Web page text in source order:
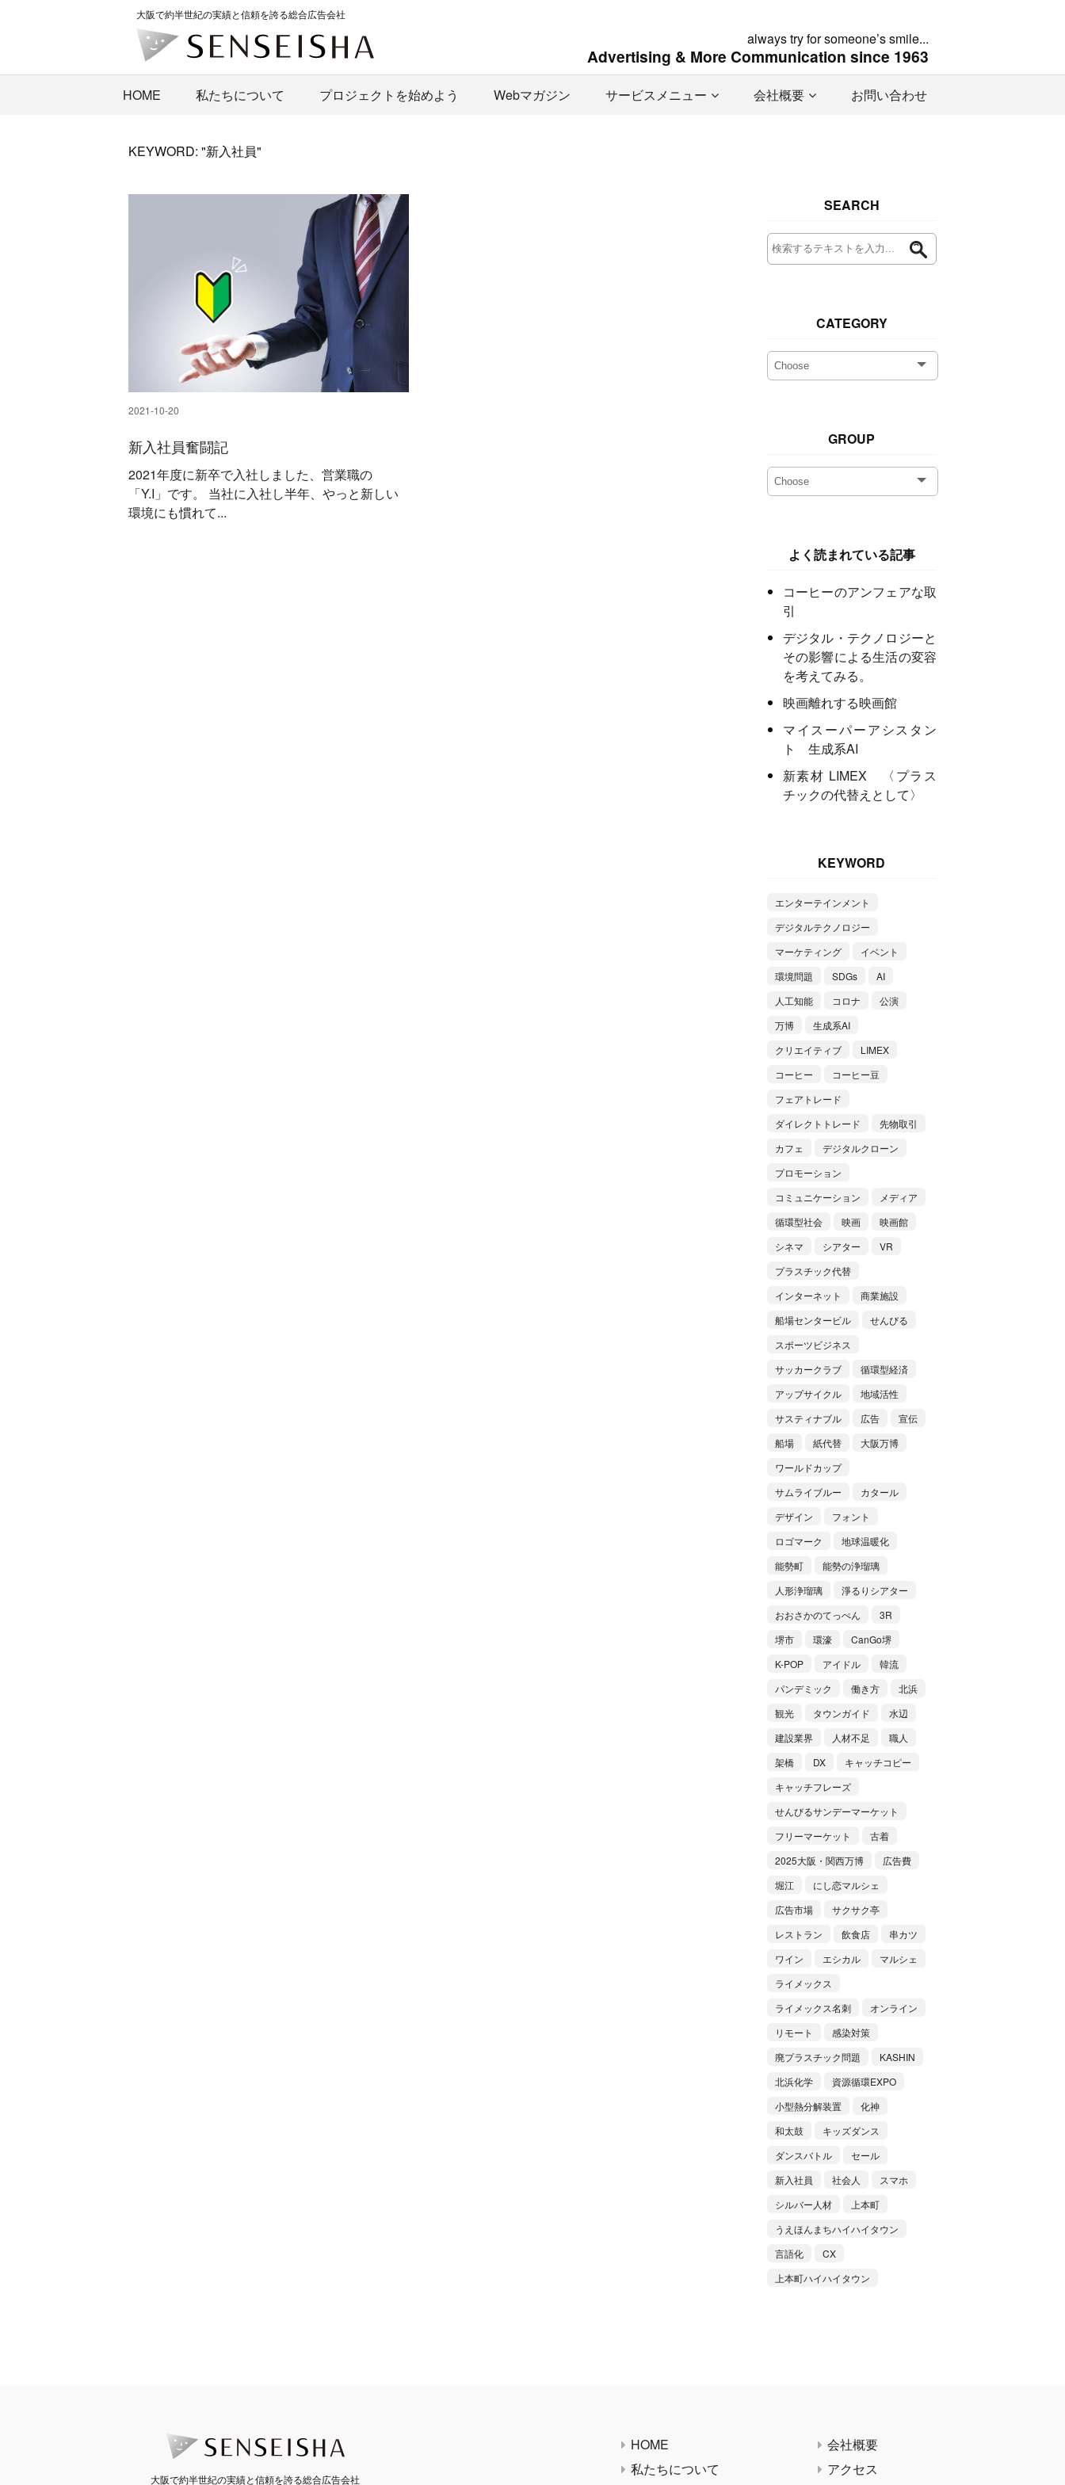
大阪で約半世紀の実績と信頼を誇る総合広告会社
always try for someone’s smile...
Advertising & More Communication since 1963
HOME 私たちについて プロジェクトを始めよう Webマガジン サービスメニュー 会社概要 お問い合わせ
KEYWORD: "新入社員"
2021-10-20
新入社員奮闘記
2021年度に新卒で入社しました、営業職の
「Y.I」です。 当社に入社し半年、やっと新しい
環境にも慣れて...
SEARCH
CATEGORY
GROUP
よく読まれている記事
コーヒーのアンフェアな取
引
デジタル・テクノロジーと
その影響による生活の変容
を考えてみる。
映画離れする映画館
マイスーパーアシスタン
ト 生成系AI
新素材 LIMEX 〈プラス
チックの代替えとして〉
KEYWORD
エンターテインメント
デジタルテクノロジー
マーケティング
イベント
環境問題
SDGs
AI
人工知能
コロナ
公演
万博
生成系AI
クリエイティブ
LIMEX
コーヒー
コーヒー豆
フェアトレード
ダイレクトトレード
先物取引
カフェ
デジタルクローン
プロモーション
コミュニケーション
メディア
循環型社会
映画
映画館
シネマ
シアター
VR
プラスチック代替
インターネット
商業施設
船場センタービル
せんびる
スポーツビジネス
サッカークラブ
循環型経済
アップサイクル
地域活性
サスティナブル
広告
宣伝
船場
紙代替
大阪万博
ワールドカップ
サムライブルー
カタール
デザイン
フォント
ロゴマーク
地球温暖化
能勢町
能勢の浄瑠璃
人形浄瑠璃
淨るりシアター
おおさかのてっぺん
3R
堺市
環濠
CanGo堺
K-POP
アイドル
韓流
パンデミック
働き方
北浜
観光
タウンガイド
水辺
建設業界
人材不足
職人
架橋
DX
キャッチコピー
キャッチフレーズ
せんびるサンデーマーケット
フリーマーケット
古着
2025大阪・関西万博
広告費
堀江
にし恋マルシェ
広告市場
サクサク亭
レストラン
飲食店
串カツ
ワイン
エシカル
マルシェ
ライメックス
ライメックス名刺
オンライン
リモート
感染対策
廃プラスチック問題
KASHIN
北浜化学
資源循環EXPO
小型熱分解装置
化神
和太鼓
キッズダンス
ダンスバトル
セール
新入社員
社会人
スマホ
シルバー人材
上本町
うえほんまちハイハイタウン
言語化
CX
上本町ハイハイタウン
大阪で約半世紀の実績と信頼を誇る総合広告会社
HOME
私たちについて
会社概要
アクセス